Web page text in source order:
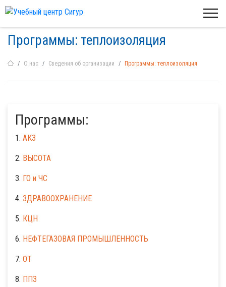
Программы: теплоизоляция
О нас Сведения об организации Программы: теплоизоляция
Программы:
1. АКЗ
2. ВЫСОТА
3. ГО и ЧС
4. ЗДРАВООХРАНЕНИЕ
5. КЦН
6. НЕФТЕГАЗОВАЯ ПРОМЫШЛЕННОСТЬ
7. ОТ
8. ППЗ